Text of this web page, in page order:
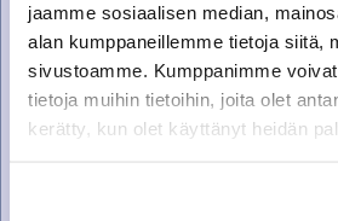
jaamme sosiaalisen median,
alan kumppaneillemme tietoja siitä,
sivustoamme. Kumppanimme
tietoja muihin tietoihin, joita olet
kerätty, kun olet käyttänyt heidän
Hyväksyn, että Suomen